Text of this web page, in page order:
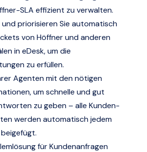
SLA effizient zu verwalten.
und priorisieren Sie automatisch
von Höffner und anderen
in eDesk, um die
zu erfüllen.
Agenten mit den nötigen
um schnelle und gut
zu geben – alle Kunden-
werden automatisch jedem
für Kundenanfragen